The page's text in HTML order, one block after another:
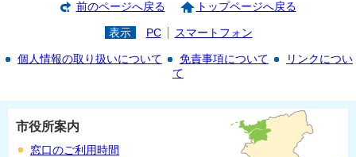
前のページへ戻る トップページへ戻る
表示 PC スマートフォン
個人情報の取り扱いについて 免責事項について
リンクについ
て
市役所案内
窓口のご利用時間